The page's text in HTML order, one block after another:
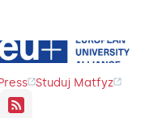
Studuj Matfyz